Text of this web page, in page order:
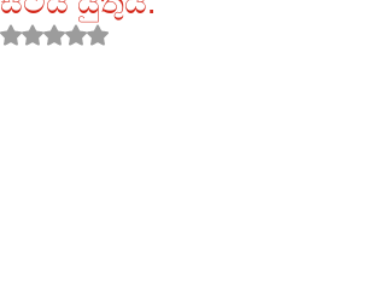
Rated NaN out of 5 stars.